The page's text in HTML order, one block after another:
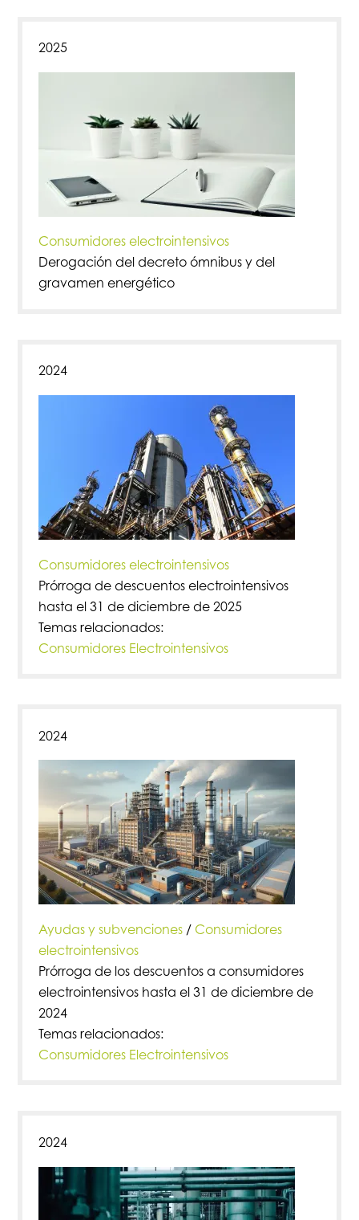
2025
Consumidores electrointensivos
Derogación del decreto ómnibus y del
gravamen energético
2024
Consumidores electrointensivos
Prórroga de descuentos electrointensivos
hasta el 31 de diciembre de 2025
Temas relacionados:
Consumidores Electrointensivos
2024
Ayudas y subvenciones/ Consumidores
electrointensivos
Prórroga de los descuentos a consumidores
electrointensivos hasta el 31 de diciembre de
2024
Temas relacionados:
Consumidores Electrointensivos
2024